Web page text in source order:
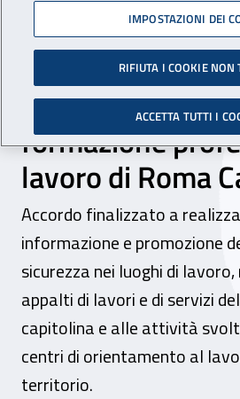
Accordo di
tra Inail Dr Lazio
Dipartimento
formazione
lavoro di Roma
Accordo finalizzato a
informazione e promozione
sicurezza nei luoghi di
appalti di lavori e di servizi
capitolina e alle attività
centri di orientamento al
territorio.
IMPOSTAZIONI DEI
RIFIUTA I COOKIE NON
ACCETTA TUTTI I